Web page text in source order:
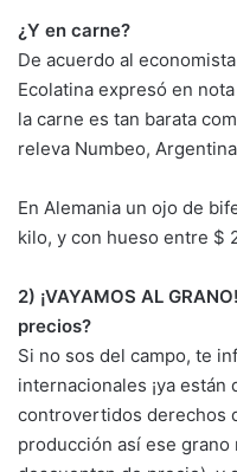
¿Y en carne?
De acuerdo al
Ecolatina expresó en
la carne es tan barata
releva Numbeo,
En Alemania un ojo de
kilo, y con hueso entre $
2) ¡VAYAMOS AL
precios?
Si no sos del campo, te
internacionales ¡ya están
controvertidos derechos
producción así ese